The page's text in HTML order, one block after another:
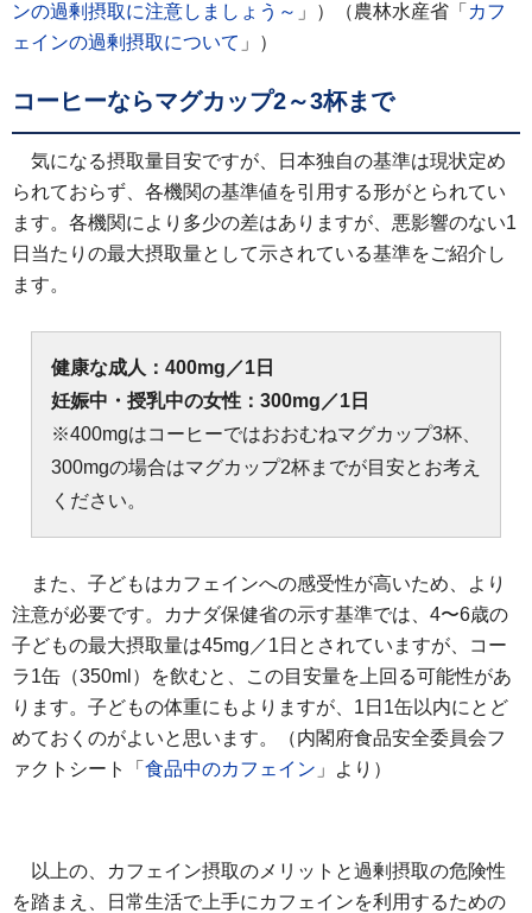
ンの過剰摂取に注意しましょう～ 」）（農林水産省「 カフ
ェインの過剰摂取について 」）
コーヒーならマグカップ2～3杯まで
気になる摂取量目安ですが、日本独自の基準は現状定め
られておらず、各機関の基準値を引用する形がとられてい
ます。各機関により多少の差はありますが、悪影響のない1
日当たりの最大摂取量として示されている基準をご紹介し
ます。
健康な成人：400mg／1日
妊娠中・授乳中の女性：300mg／1日
※400mgはコーヒーではおおむねマグカップ3杯、
300mgの場合はマグカップ2杯までが目安とお考え
ください。
また、子どもはカフェインへの感受性が高いため、より
注意が必要です。カナダ保健省の示す基準では、4〜6歳の
子どもの最大摂取量は45mg／1日とされていますが、コー
ラ1缶（350ml）を飲むと、この目安量を上回る可能性があ
ります。子どもの体重にもよりますが、1日1缶以内にとど
めておくのがよいと思います。（内閣府食品安全委員会フ
ァクトシート「 食品中のカフェイン 」より）
以上の、カフェイン摂取のメリットと過剰摂取の危険性
を踏まえ、日常生活で上手にカフェインを利用するための